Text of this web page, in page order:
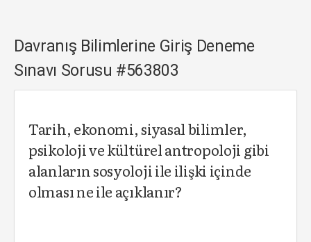
Davranış Bilimlerine Giriş Deneme
Sınavı Sorusu #563803
Tarih, ekonomi, siyasal bilimler,
psikoloji ve kültürel antropoloji gibi
alanların sosyoloji ile ilişki içinde
olması ne ile açıklanır?